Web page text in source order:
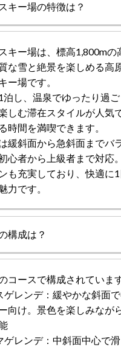
キー場の特徴は？
キー場は、標高1,800mの
な雪と絶景を楽しめる高
ー場です。
し、温泉でゆったり過ご
しむ滞在スタイルが人気
時間を満喫できます。
緩斜面から急斜面までバ
心者から上級者まで対応
も充実しており、快適に
力です。
構成は？
コースで構成されています
ゲレンデ：緩やかな斜面
向け。景色を楽しみなが
ゲレンデ：中斜面中心で